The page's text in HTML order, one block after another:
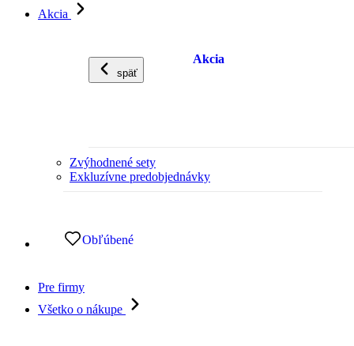
Akcia
späť
Akcia
Zvýhodnené sety
Exkluzívne predobjednávky
Obľúbené
Pre firmy
Všetko o nákupe